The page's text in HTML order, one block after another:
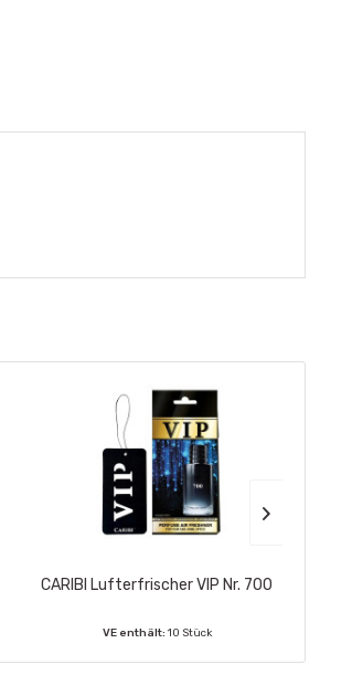
CARIBI Lufterfrischer VIP Nr. 700
VE enthält: 10 Stück